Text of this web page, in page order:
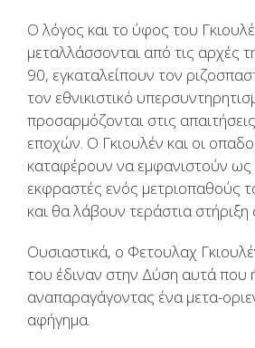
Ο λόγος και το ύφος του
μεταλλάσσονται από τις αρχές
90, εγκαταλείπουν τον
τον εθνικιστικό
προσαρμόζονται στις
εποχών. Ο Γκιουλέν και οι
καταφέρουν να εμφανιστούν ως
εκφραστές ενός μετριοπαθούς
και θα λάβουν τεράστια
Ουσιαστικά, ο Φετουλαχ
του έδιναν στην Δύση αυτά που
αναπαραγάγοντας ένα μετα-
αφήγημα.